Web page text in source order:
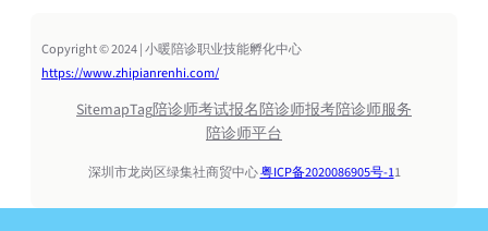
Copyright © 2024 | 小暖陪诊职业技能孵化中心
https://www.zhipianrenhi.com/
SitemapTag陪诊师考试报名陪诊师报考陪诊师服务
陪诊师平台
深圳市龙岗区绿集社商贸中心粤ICP备2020086905号-11